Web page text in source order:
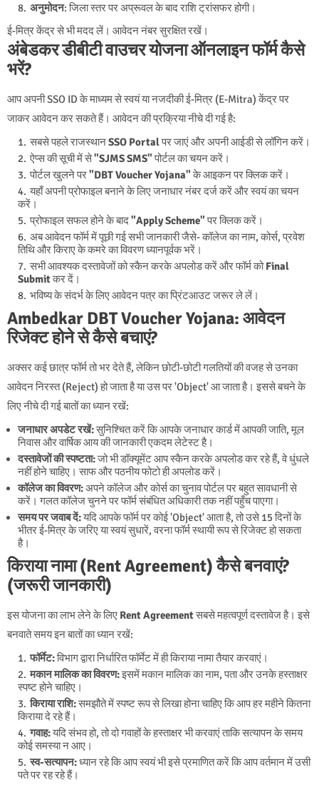
अनुमोदन: जिला स्तर पर अप्रूवल के बाद राशि ट्रांसफर होगी।
ई-मित्र केंद्र से भी मदद लें। आवेदन नंबर सुरक्षित रखें।
अंबेडकर डीबीटी वाउचर योजना ऑनलाइन फॉर्म कैसे
भरें?
आप अपनी SSO ID के माध्यम से स्वयं या नजदीकी ई-मित्र (E-Mitra) केंद्र पर
जाकर आवेदन कर सकते हैं। आवेदन की प्रक्रिया नीचे दी गई है:
सबसे पहले राजस्थानSSO Portalपर जाएं और अपनी आईडी से लॉगिन करें।
ऐप्स की सूची में से"SJMS SMS"पोर्टल का चयन करें।
पोर्टल खुलने पर"DBT Voucher Yojana"के आइकन पर क्लिक करें।
यहाँ अपनी प्रोफाइल बनाने के लिए जनाधार नंबर दर्ज करें और स्वयं का चयन
करें।
प्रोफाइल सफल होने के बाद"Apply Scheme"पर क्लिक करें।
अब आवेदन फॉर्म में पूछी गई सभी जानकारी जैसे- कॉलेज का नाम, कोर्स, प्रवेश
तिथि और किराए के कमरे का विवरण ध्यानपूर्वक भरें।
सभी आवश्यक दस्तावेजों को स्कैन करके अपलोड करें और फॉर्म कोFinal
Submitकर दें।
भविष्य के संदर्भ के लिए आवेदन पत्र का प्रिंटआउट जरूर ले लें।
Ambedkar DBT Voucher Yojana: आवेदन
रिजेक्ट होने से कैसे बचाएं?
अक्सर कई छात्र फॉर्म तो भर देते हैं, लेकिन छोटी-छोटी गलतियों की वजह से उनका
आवेदन निरस्त (Reject) हो जाता है या उस पर 'Object' आ जाता है। इससे बचने के
लिए नीचे दी गई बातों का ध्यान रखें:
जनाधार अपडेट रखें:सुनिश्चित करें कि आपके जनाधार कार्ड में आपकी जाति, मूल
निवास और वार्षिक आय की जानकारी एकदम लेटेस्ट है।
दस्तावेजों की स्पष्टता:जो भी डॉक्यूमेंट आप स्कैन करके अपलोड कर रहे हैं, वे धुंधले
नहीं होने चाहिए। साफ और पठनीय फोटो ही अपलोड करें।
कॉलेज का विवरण:अपने कॉलेज और कोर्स का चुनाव पोर्टल पर बहुत सावधानी से
करें। गलत कॉलेज चुनने पर फॉर्म संबंधित अधिकारी तक नहीं पहुँच पाएगा।
समय पर जवाब दें:यदि आपके फॉर्म पर कोई 'Object' आता है, तो उसे 15 दिनों के
भीतर ई-मित्र के जरिए या स्वयं सुधारें, वरना फॉर्म स्थायी रूप से रिजेक्ट हो सकता
है।
किराया नामा (Rent Agreement) कैसे बनवाएं?
(जरूरी जानकारी)
इस योजना का लाभ लेने के लिए Rent Agreementसबसे महत्वपूर्ण दस्तावेज है। इसे
बनवाते समय इन बातों का ध्यान रखें:
फॉर्मेट:विभाग द्वारा निर्धारित फॉर्मेट में ही किराया नामा तैयार करवाएं।
मकान मालिक का विवरण:इसमें मकान मालिक का नाम, पता और उनके हस्ताक्षर
स्पष्ट होने चाहिए।
किराया राशि:समझौते में स्पष्ट रूप से लिखा होना चाहिए कि आप हर महीने कितना
किराया दे रहे हैं।
गवाह:यदि संभव हो, तो दो गवाहों के हस्ताक्षर भी करवाएं ताकि सत्यापन के समय
कोई समस्या न आए।
स्व-सत्यापन:ध्यान रहे कि आप स्वयं भी इसे प्रमाणित करें कि आप वर्तमान में उसी
पते पर रह रहे हैं।